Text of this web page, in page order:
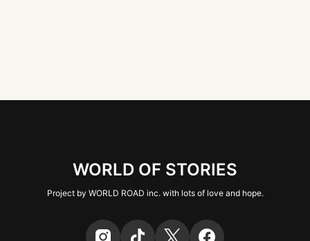
WORLD OF STORIES
Project by WORLD ROAD inc. with lots of love and hope.